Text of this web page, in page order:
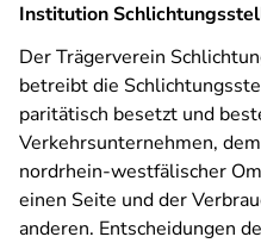
Institution
Der Trägerverein
betreibt die
paritätisch besetzt und
Verkehrsunternehmen,
nordrhein-westfälischer
einen Seite und der
anderen. Entscheidungen